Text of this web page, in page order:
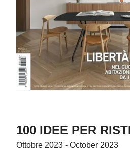
100 IDEE PER
Ottobre 2023 - October 2023